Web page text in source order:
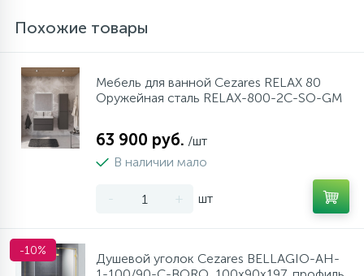
Похожие товары
Мебель для ванной Cezares RELAX 80
Оружейная сталь RELAX-800-2C-SO-GM
63 900 руб. /шт
В наличии мало
- + шт
-10%
Душевой уголок Cezares BELLAGIO-AH-